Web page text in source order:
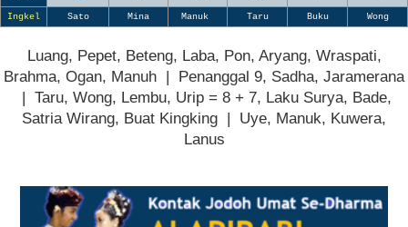
Ingkel Sato Mina Manuk Taru Buku Wong
Luang, Pepet, Beteng, Laba, Pon, Aryang, Wraspati,
Brahma, Ogan, Manuh | Penanggal 9, Sadha, Jaramerana
| Taru, Wong, Lembu, Urip = 8 + 7, Laku Surya, Bade,
Satria Wirang, Buat Kingking | Uye, Manuk, Kuwera,
Lanus